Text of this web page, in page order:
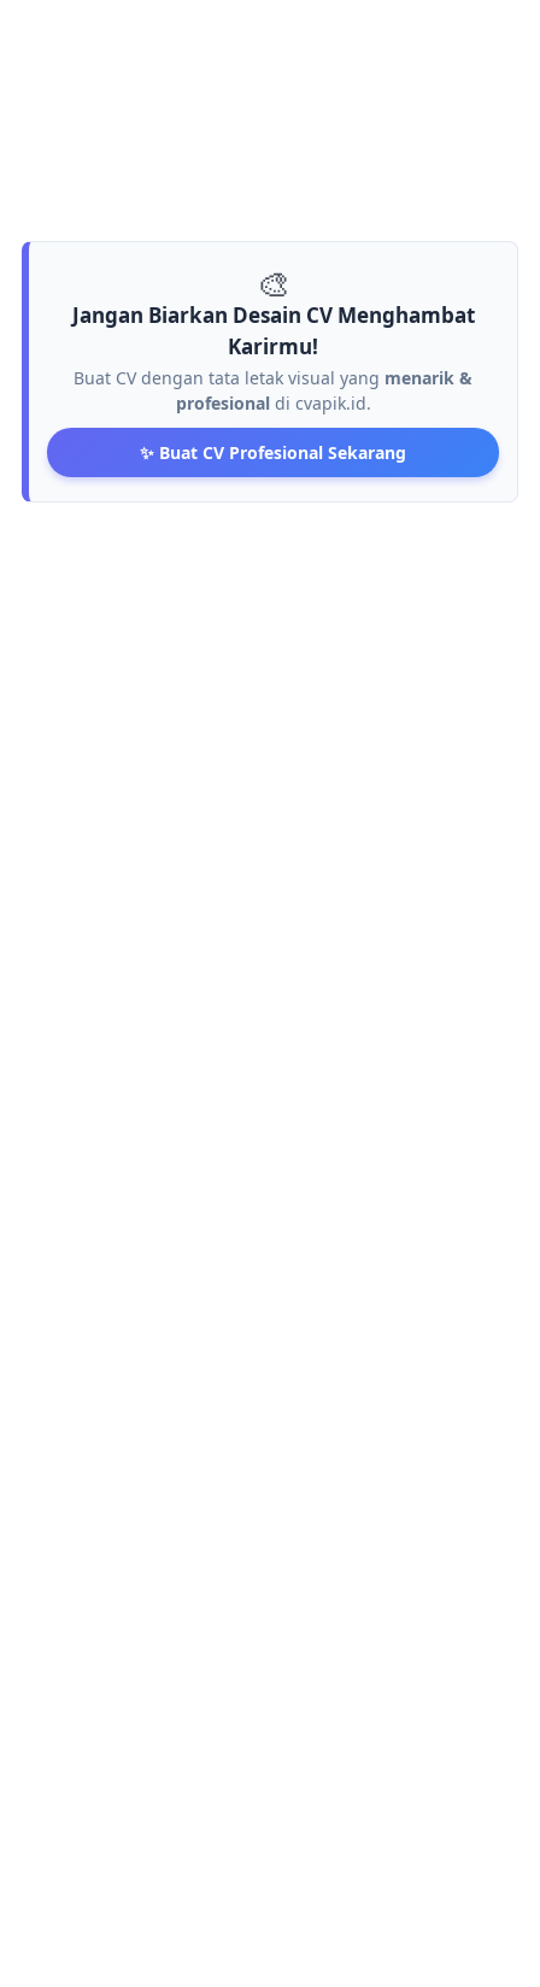
🎨
Jangan Biarkan Desain CV Menghambat
Karirmu!
Buat CV dengan tata letak visual yang menarik &
profesionaldi cvapik.id.
✨ Buat CV Profesional Sekarang